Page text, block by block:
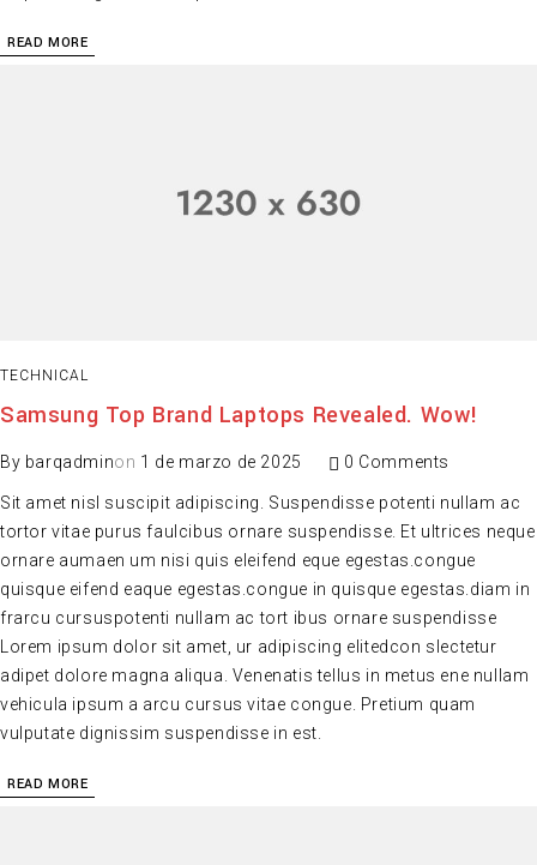
READ MORE
TECHNICAL
Samsung Top Brand Laptops Revealed. Wow!
By barqadminon 1 de marzo de 2025 0 Comments
Sit amet nisl suscipit adipiscing. Suspendisse potenti nullam ac
tortor vitae purus faulcibus ornare suspendisse. Et ultrices neque
ornare aumaen um nisi quis eleifend eque egestas.congue
quisque eifend eaque egestas.congue in quisque egestas.diam in
frarcu cursuspotenti nullam ac tort ibus ornare suspendisse
Lorem ipsum dolor sit amet, ur adipiscing elitedcon slectetur
adipet dolore magna aliqua. Venenatis tellus in metus ene nullam
vehicula ipsum a arcu cursus vitae congue. Pretium quam
vulputate dignissim suspendisse in est.
READ MORE